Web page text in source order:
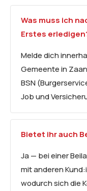
Was muss ich
Erstes
Melde dich
Gemeente in
BSN
Job und
Bietet ihr auch
Ja — bei einer
mit anderen
wodurch sich die